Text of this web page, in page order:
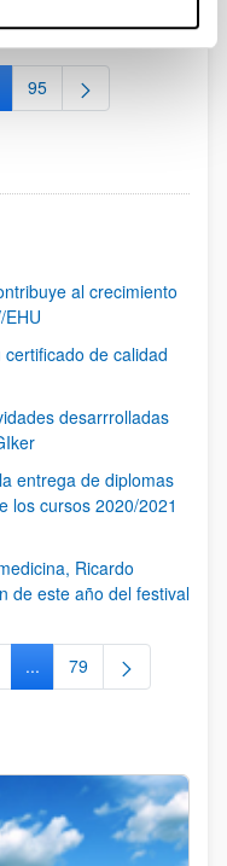
intermedias Use TAB
Página
95
al crecimiento
de calidad
desarrrolladas
entrega de diplomas
los cursos 2020/2021
Ricardo
de este año del festival
Use TAB para
...Páginas intermedias
Página
79